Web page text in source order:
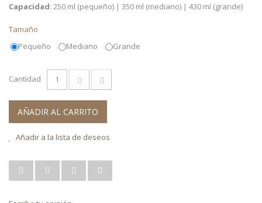
Capacidad: 250 ml (pequeño) | 350 ml (mediano) | 430 ml (grande)
Tamaño
Pequeño
Mediano Grande
Cantidad
AÑADIR AL CARRITO
Añadir a la lista de deseos